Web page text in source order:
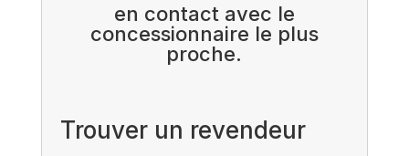
en contact avec le
concessionnaire le plus
proche.
Trouver un revendeur